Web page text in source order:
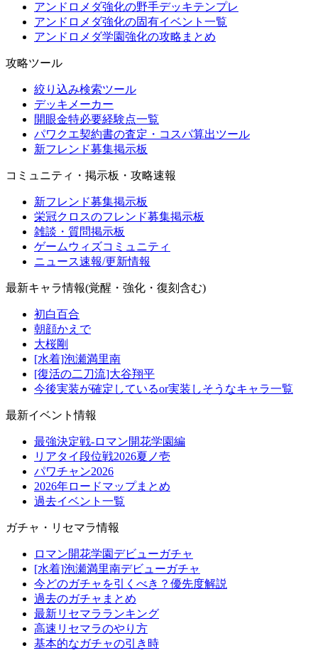
アンドロメダ強化の野手デッキテンプレ
アンドロメダ強化の固有イベント一覧
アンドロメダ学園強化の攻略まとめ
攻略ツール
絞り込み検索ツール
デッキメーカー
開眼金特必要経験点一覧
パワクエ契約書の査定・コスパ算出ツール
新フレンド募集掲示板
コミュニティ・掲示板・攻略速報
新フレンド募集掲示板
栄冠クロスのフレンド募集掲示板
雑談・質問掲示板
ゲームウィズコミュニティ
ニュース速報/更新情報
最新キャラ情報(覚醒・強化・復刻含む)
初白百合
朝顔かえで
大桜剛
[水着]泡瀬満里南
[復活の二刀流]大谷翔平
今後実装が確定しているor実装しそうなキャラ一覧
最新イベント情報
最強決定戦-ロマン開花学園編
リアタイ段位戦2026夏ノ壱
パワチャン2026
2026年ロードマップまとめ
過去イベント一覧
ガチャ・リセマラ情報
ロマン開花学園デビューガチャ
[水着]泡瀬満里南デビューガチャ
今どのガチャを引くべき？優先度解説
過去のガチャまとめ
最新リセマラランキング
高速リセマラのやり方
基本的なガチャの引き時